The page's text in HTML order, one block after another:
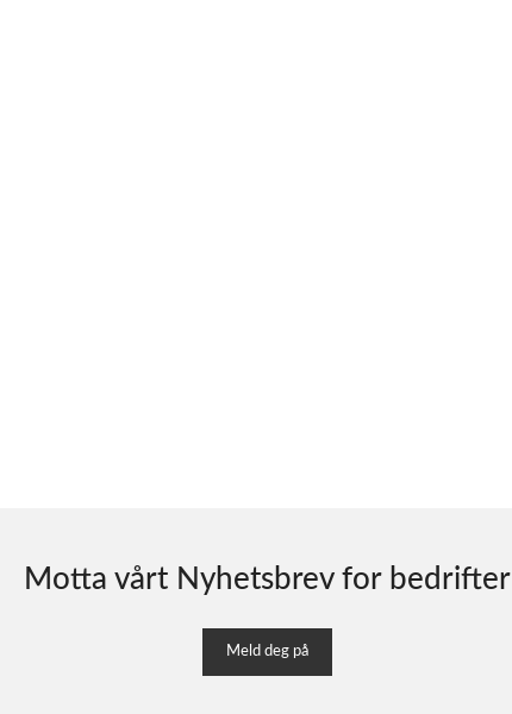
Motta vårt Nyhetsbrev for bedrifter
Meld deg på